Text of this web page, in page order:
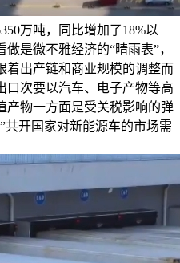
万吨，同比增加了18%以
是微不雅经济的“晴雨表”，
着出产链和商业规模的调整而
口次要以汽车、电子产物等高
产物一方面是受关税影响的弹
共开国家对新能源车的市场需